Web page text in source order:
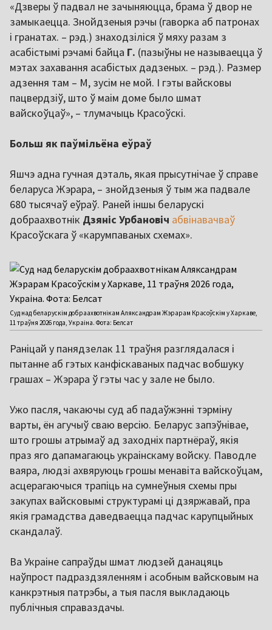
«Дзверы ў падвал не зачыняюцца, брама ў двор не
замыкаецца. Знойдзеныя рэчы (гаворка аб патронах
і гранатах. – рэд.) знаходзіліся ў мяху разам з
асабістымі рэчамі байца Г. (пазыўны не называецца ў
мэтах захавання асабістых дадзеных. – рэд.). Размер
адзення там – М, зусім не мой. І гэты вайсковы
пацвердзіў, што ў маім доме было шмат
вайскоўцаў», – тлумачыць Красоўскі.
Больш як паўмільёна еўраў
Яшчэ адна гучная дэталь, якая прысутнічае ў справе
беларуса Жэрара, – знойдзеныя ў тым жа падвале
680 тысячаў еўраў. Раней іншы беларускі
добраахвотнік Дзяніс Урбановіч абвінавачваў
Красоўскага ў «карумпаваных схемах».
Суд над беларускім добраахвотнікам Аляксандрам Жэрарам Красоўскім у Харкаве,
11 траўня 2026 года, Украіна. Фота: Белсат
Раніцай у панядзелак 11 траўня разглядалася і
пытанне аб гэтых канфіскаваных падчас вобшуку
грашах – Жэрара ў гэты час у зале не было.
Ужо пасля, чакаючы суд аб падаўжэнні тэрміну
варты, ён агучыў сваю версію. Беларус запэўнівае,
што грошы атрымаў ад заходніх партнёраў, якія
праз яго дапамагаюць украінскаму войску. Паводле
ваяра, людзі ахвяруюць грошы менавіта вайскоўцам,
асцерагаючыся трапіць на сумнеўныя схемы пры
закупах вайсковымі структурамі ці дзяржавай, пра
якія грамадства даведваецца падчас карупцыйных
скандалаў.
Ва Украіне сапраўды шмат людзей данацяць
наўпрост падраздзяленням і асобным вайсковым на
канкрэтныя патрэбы, а тыя пасля выкладаюць
публічныя справаздачы.